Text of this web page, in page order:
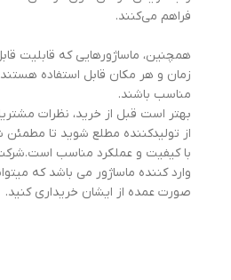
فراهم می‌کنند.
همچنین، ماساژورهایی که قابلیت قابل
زمان و هر مکان قابل استفاده هستند،
مناسب باشند.
بهتر است قبل از خرید، نظرات مشتریان
از تولیدکننده مطلع شوید تا مطمئن
با کیفیت و عملکرد مناسب است.شرکت کی
وارد کننده ماساژور می باشد که میتوانید
صورت عمده از ایشان خریداری کنید.